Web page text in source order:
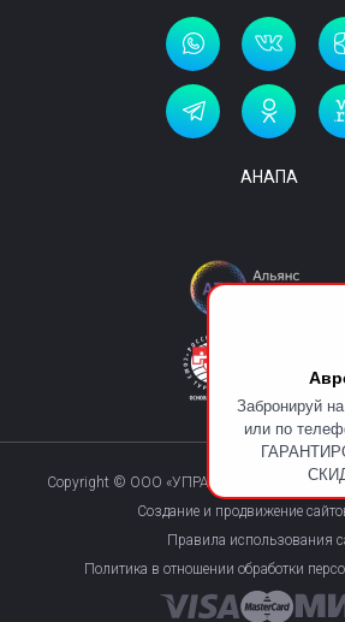
Забронируй
или по
АНАПА
Copyright © ООО «УПРАВЛЯЮЩАЯ
Создание и продвижение
Правила использования
Политика в отношении обработки